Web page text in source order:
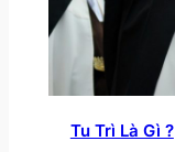
Tu Trì Là Gì ?